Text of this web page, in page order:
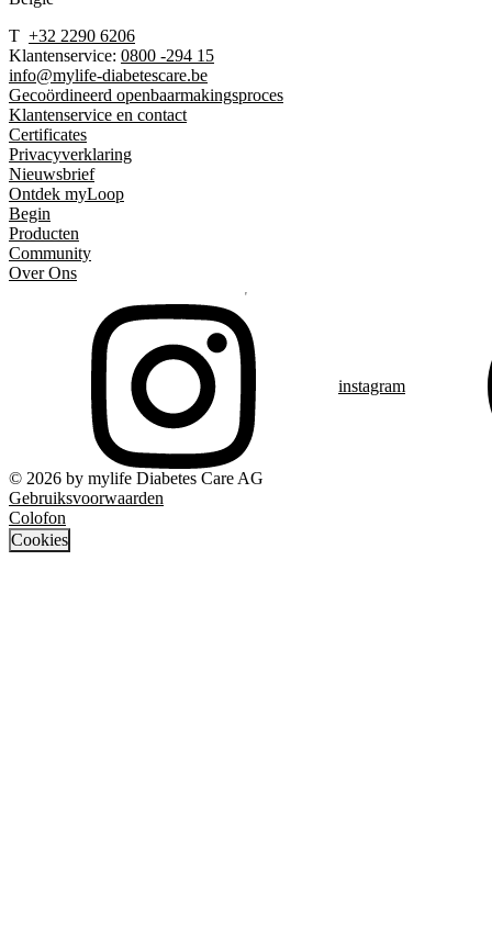
T +32 2290 6206
Klantenservice: 0800 -294 15
info@mylife-diabetescare.be
Gecoördineerd openbaarmakingsproces
Klantenservice en contact
Certificates
Privacyverklaring
Nieuwsbrief
Ontdek myLoop
Begin
Producten
Community
Over Ons
instagram
© 2026 by mylife Diabetes Care AG
Gebruiksvoorwaarden
Colofon
Cookies